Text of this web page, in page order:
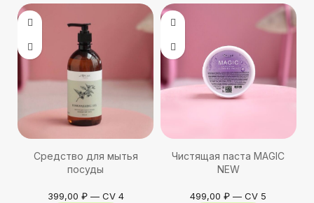
Средство для мытья
посуды
399,00 ₽— CV 4
Чистящая паста MAGIC
NEW
499,00₽ —CV 5